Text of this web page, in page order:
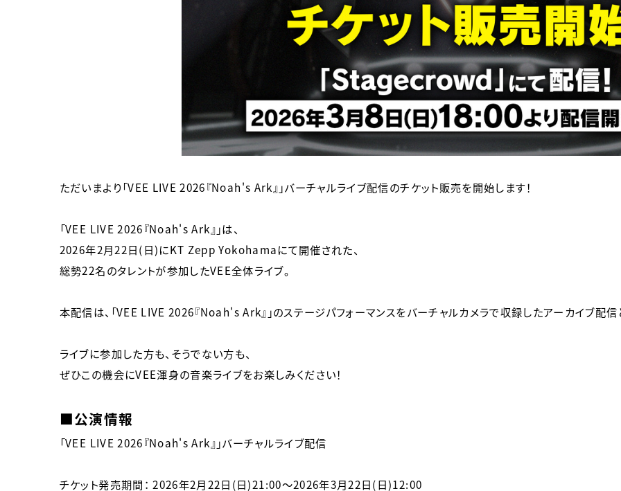
ただいまより「VEE LIVE 2026『Noah's Ark』」バーチャルライブ配信のチケット販売を開始します！
「VEE LIVE 2026『Noah's Ark』」は、
2026年2月22日(日)にKT Zepp Yokohamaにて開催された、
総勢22名のタレントが参加したVEE全体ライブ。
本配信は、「VEE LIVE 2026『Noah's Ark』」のステージパフォーマンスをバーチャルカメラで収録したアーカイブ配信
ライブに参加した方も、そうでない方も、
ぜひこの機会にVEE渾身の音楽ライブをお楽しみください！
■公演情報
「VEE LIVE 2026『Noah's Ark』」バーチャルライブ配信
チケット発売期間： 2026年2月22日(日)21:00～2026年3月22日(日)12:00